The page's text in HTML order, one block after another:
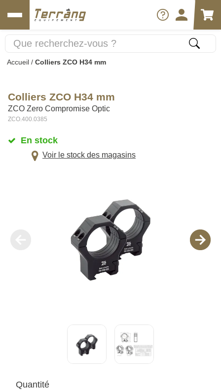
Accueil / Colliers ZCO H34 mm
Colliers ZCO H34 mm
ZCO Zero Compromise Optic
ZCO.400.0385
En stock
Voir le stock des magasins
Quantité